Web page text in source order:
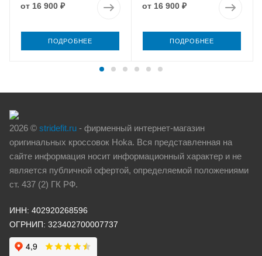
от 16 900 ₽
ПОДРОБНЕЕ
от 16 900 ₽
ПОДРОБНЕЕ
2026 © stridefit.ru - фирменный интернет-магазин
оригинальных кроссовок Hoka. Вся представленная на
сайте информация носит информационный характер и не
является публичной офертой, определяемой положениями
ст. 437 (2) ГК РФ.
ИНН: 402920268596
ОГРНИП: 323402700007737